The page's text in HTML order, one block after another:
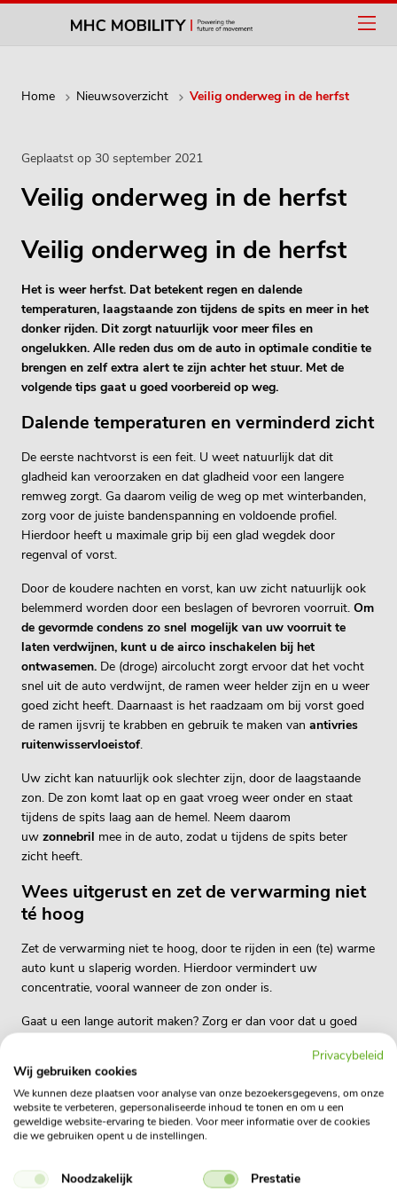
Home Nieuwsoverzicht Veilig onderweg in de herfst
Veilig onderweg in de herfst
Geplaatst op 30 september 2021
Veilig onderweg in de herfst
Het is weer herfst. Dat betekent regen en dalende
temperaturen, laagstaande zon tijdens de spits en meer in het
donker rijden. Dit zorgt natuurlijk voor meer files en
ongelukken. Alle reden dus om de auto in optimale conditie te
brengen en zelf extra alert te zijn achter het stuur. Met de
volgende tips gaat u goed voorbereid op weg.
Dalende temperaturen en verminderd zicht
De eerste nachtvorst is een feit. U weet natuurlijk dat dit
gladheid kan veroorzaken en dat gladheid voor een langere
remweg zorgt. Ga daarom veilig de weg op met winterbanden,
zorg voor de juiste bandenspanning en voldoende profiel.
Hierdoor heeft u maximale grip bij een glad wegdek door
regenval of vorst.
Door de koudere nachten en vorst, kan uw zicht natuurlijk ook
belemmerd worden door een beslagen of bevroren voorruit. Om
de gevormde condens zo snel mogelijk van uw voorruit te
laten verdwijnen, kunt u de airco inschakelen bij het
ontwasemen. De (droge) aircolucht zorgt ervoor dat het vocht
snel uit de auto verdwijnt, de ramen weer helder zijn en u weer
goed zicht heeft. Daarnaast is het raadzaam om bij vorst goed
de ramen ijsvrij te krabben en gebruik te maken van antivries
ruitenwisservloeistof.
Uw zicht kan natuurlijk ook slechter zijn, door de laagstaande
zon. De zon komt laat op en gaat vroeg weer onder en staat
tijdens de spits laag aan de hemel. Neem daarom
uw zonnebril mee in de auto, zodat u tijdens de spits beter
zicht heeft.
Wees uitgerust en zet de verwarming niet
té hoog
Zet de verwarming niet te hoog, door te rijden in een (te) warme
auto kunt u slaperig worden. Hierdoor vermindert uw
concentratie, vooral wanneer de zon onder is.
Gaat u een lange autorit maken? Zorg er dan voor dat u goed
pauzes. Bent u erg vermoeid? Doe dan een zogenaamde
powernap, een korte slaap, in één van de pauzes. Tijdens een
powernap van 20 minuten bouwt u weer hernieuwde energie
op, zodat u de route weer veilig kunt vervolgen.
Privacybeleid
Wij gebruiken cookies
We kunnen deze plaatsen voor analyse van onze bezoekersgegevens, om onze
website te verbeteren, gepersonaliseerde inhoud te tonen en om u een
geweldige website-ervaring te bieden. Voor meer informatie over de cookies
die we gebruiken opent u de instellingen.
Noodzakelijk
Prestatie